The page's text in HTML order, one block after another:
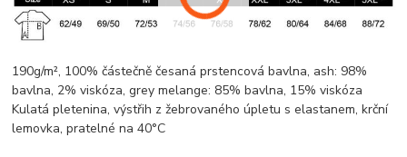
190g/m², 100% částečně česaná prstencovábavlna, ash: 98%
bavlna, 2%viskóza, greymelange: 85%bavlna, 15%viskóza
Kulatá pletenina, výstřih z žebrovaného úpletu s elastanem,krční
lemovka, pratelné na 40°C